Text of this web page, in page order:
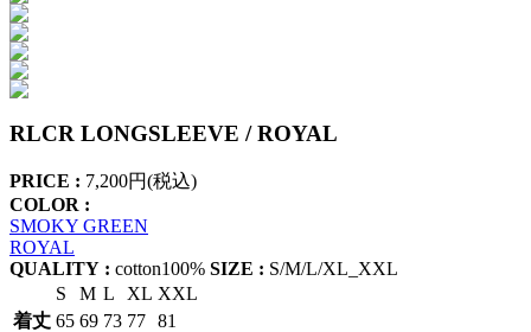
RLCR LONGSLEEVE / ROYAL
PRICE : 7,200円(税込)
COLOR :
SMOKY GREEN
ROYAL
QUALITY : cotton100% SIZE : S/M/L/XL_XXL
S
M L XL XXL
着丈 65 69 73 77 81